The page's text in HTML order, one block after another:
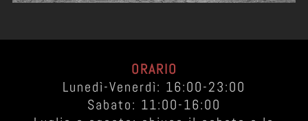
ORARIO
Lunedì-Venerdì: 16:00-23:00
Sabato: 11:00-16:00